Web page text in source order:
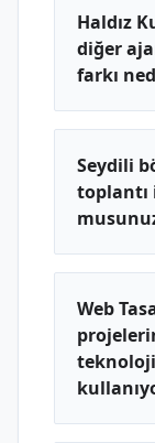
Haldız
diğer
farkı
Seydili
toplantı
Web